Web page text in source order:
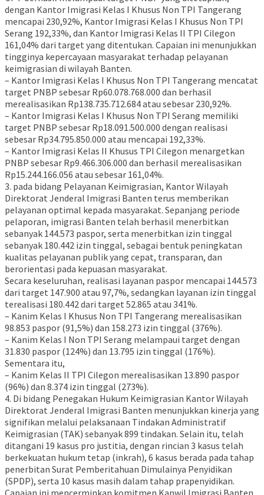
dengan Kantor Imigrasi Kelas I Khusus Non TPI Tangerang
mencapai 230,92%, Kantor Imigrasi Kelas I Khusus Non TPI
Serang 192,33%, dan Kantor Imigrasi Kelas II TPI Cilegon
161,04% dari target yang ditentukan. Capaian ini menunjukkan
tingginya kepercayaan masyarakat terhadap pelayanan
keimigrasian di wilayah Banten.
– Kantor Imigrasi Kelas I Khusus Non TPI Tangerang mencatat
target PNBP sebesar Rp60.078.768.000 dan berhasil
merealisasikan Rp138.735.712.684 atau sebesar 230,92%.
– Kantor Imigrasi Kelas I Khusus Non TPI Serang memiliki
target PNBP sebesar Rp18.091.500.000 dengan realisasi
sebesar Rp34.795.850.000 atau mencapai 192,33%.
– Kantor Imigrasi Kelas II Khusus TPI Cilegon menargetkan
PNBP sebesar Rp9.466.306.000 dan berhasil merealisasikan
Rp15.244.166.056 atau sebesar 161,04%.
3. pada bidang Pelayanan Keimigrasian, Kantor Wilayah
Direktorat Jenderal Imigrasi Banten terus memberikan
pelayanan optimal kepada masyarakat. Sepanjang periode
pelaporan, imigrasi Banten telah berhasil menerbitkan
sebanyak 144.573 paspor, serta menerbitkan izin tinggal
sebanyak 180.442 izin tinggal, sebagai bentuk peningkatan
kualitas pelayanan publik yang cepat, transparan, dan
berorientasi pada kepuasan masyarakat.
Secara keseluruhan, realisasi layanan paspor mencapai 144.573
dari target 147.900 atau 97,7%, sedangkan layanan izin tinggal
terealisasi 180.442 dari target 52.865 atau 341%.
– Kanim Kelas I Khusus Non TPI Tangerang merealisasikan
98.853 paspor (91,5%) dan 158.273 izin tinggal (376%).
– Kanim Kelas I Non TPI Serang melampaui target dengan
31.830 paspor (124%) dan 13.795 izin tinggal (176%).
Sementara itu,
– Kanim Kelas II TPI Cilegon merealisasikan 13.890 paspor
(96%) dan 8.374 izin tinggal (273%).
4. Di bidang Penegakan Hukum Keimigrasian Kantor Wilayah
Direktorat Jenderal Imigrasi Banten menunjukkan kinerja yang
signifikan melalui pelaksanaan Tindakan Administratif
Keimigrasian (TAK) sebanyak 899 tindakan. Selain itu, telah
ditangani 19 kasus pro justitia, dengan rincian 3 kasus telah
berkekuatan hukum tetap (inkrah), 6 kasus berada pada tahap
penerbitan Surat Pemberitahuan Dimulainya Penyidikan
(SPDP), serta 10 kasus masih dalam tahap prapenyidikan.